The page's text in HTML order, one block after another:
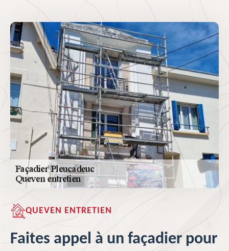
QUEVEN ENTRETIEN
Faites appel à un façadier pour